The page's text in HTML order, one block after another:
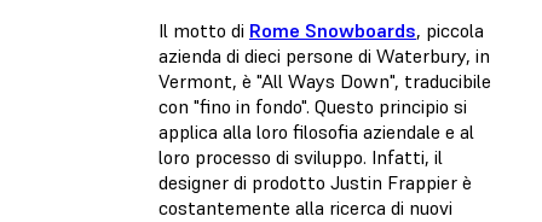
Il motto di Rome Snowboards, piccola
azienda di dieci persone di Waterbury, in
Vermont, è "All Ways Down", traducibile
con "fino in fondo". Questo principio si
applica alla loro filosofia aziendale e al
loro processo di sviluppo. Infatti, il
designer di prodotto Justin Frappier è
costantemente alla ricerca di nuovi